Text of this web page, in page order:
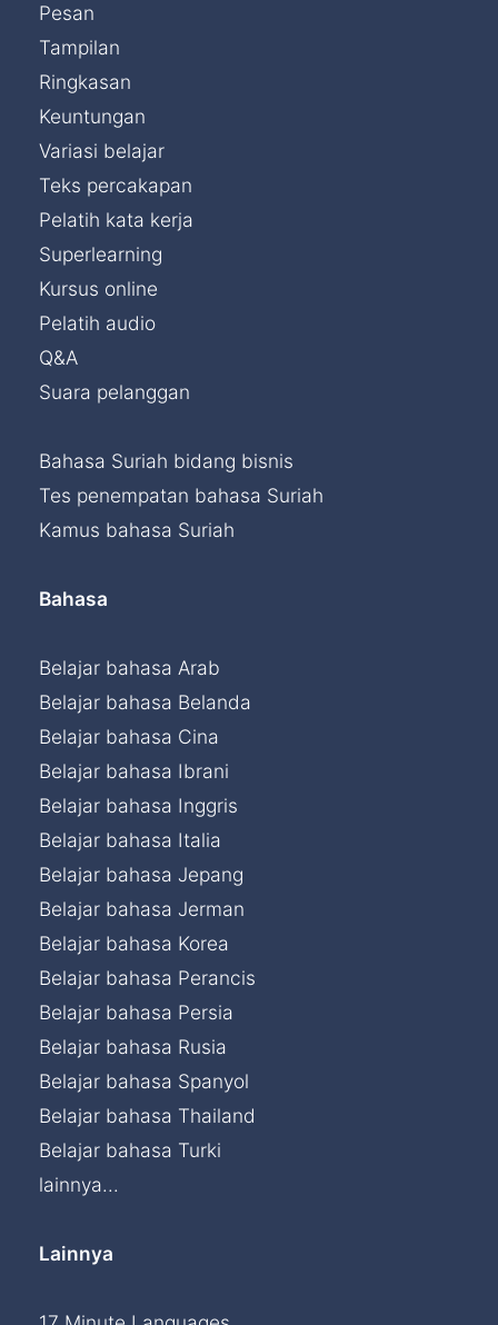
Pesan
Tampilan
Ringkasan
Keuntungan
Variasi belajar
Teks percakapan
Pelatih kata kerja
Superlearning
Kursus online
Pelatih audio
Q&A
Suara pelanggan
Bahasa Suriah bidang bisnis
Tes penempatan bahasa Suriah
Kamus bahasa Suriah
Bahasa
Belajar bahasa Arab
Belajar bahasa Belanda
Belajar bahasa Cina
Belajar bahasa Ibrani
Belajar bahasa Inggris
Belajar bahasa Italia
Belajar bahasa Jepang
Belajar bahasa Jerman
Belajar bahasa Korea
Belajar bahasa Perancis
Belajar bahasa Persia
Belajar bahasa Rusia
Belajar bahasa Spanyol
Belajar bahasa Thailand
Belajar bahasa Turki
lainnya...
Lainnya